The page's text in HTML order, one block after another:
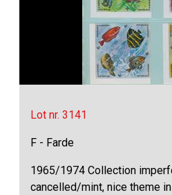
Lot nr. 3141
F - Farde
1965/1974 Collection
cancelled/mint, nice theme